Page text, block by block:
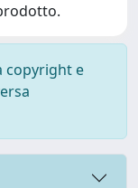
copyright e